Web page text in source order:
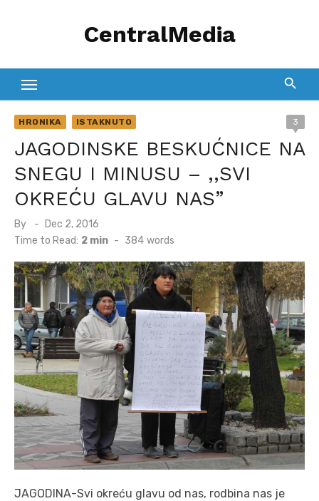
CentralMedia
HRONIKA ISTAKNUTO 3
JAGODINSKE BESKUĆNICE NA
SNEGU I MINUSU – ,,SVI
OKREĆU GLAVU NAS”
By
Posted
on
Dec 2, 2016
Time to Read: 2 min - 384 words
JAGODINA-Svi okreću glavu od nas, rodbina nas je